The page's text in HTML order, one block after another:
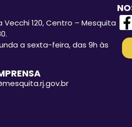
Vecchi 120, Centro – Mesquita
a sexta-feira, das 9h às